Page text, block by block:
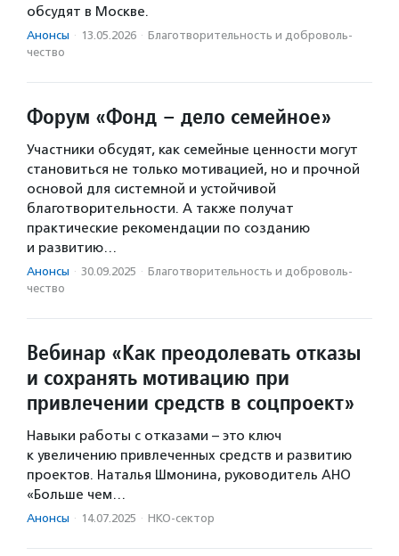
обсудят в Москве.
Анонсы · 13.05.2026 · Благотвори­тель­ность и доброволь­
чест­во
Форум «Фонд – дело семейное»
Участники обсудят, как семейные ценности могут
становиться не только мотивацией, но и прочной
основой для системной и устойчивой
благотворительности. А также получат
практические рекомендации по созданию
и развитию…
Анонсы · 30.09.2025 · Благотвори­тель­ность и доброволь­
чест­во
Вебинар «Как преодолевать отказы
и сохранять мотивацию при
привлечении средств в соцпроект»
Навыки работы с отказами – это ключ
к увеличению привлеченных средств и развитию
проектов. Наталья Шмонина, руководитель АНО
«Больше чем…
Анонсы · 14.07.2025 · НКО-сектор